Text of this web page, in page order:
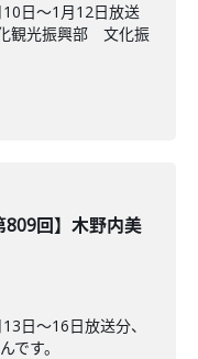
日〜1月12日放送
観光振興部 文化振
809回】木野内美
日〜16日放送分、
です。